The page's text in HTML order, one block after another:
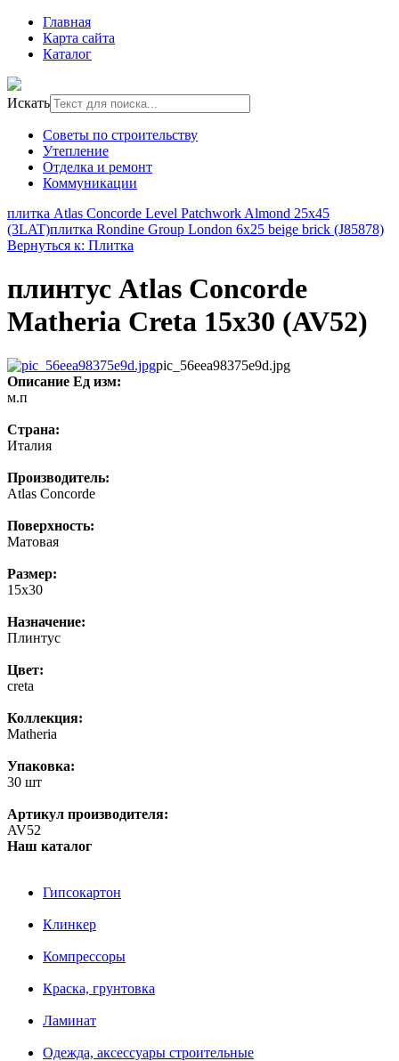
Главная
Карта сайта
Каталог
Искать
Советы по строительству
Утепление
Отделка и ремонт
Коммуникации
плитка Atlas Concorde Level Patchwork Almond 25x45
(3LAT)плитка Rondine Group London 6x25 beige brick (J85878)
Вернуться к: Плитка
плинтус Atlas Concorde
Matheria Creta 15x30 (AV52)
pic_56eea98375e9d.jpg
Описание Ед изм:
м.п
Страна:
Италия
Производитель:
Atlas Concorde
Поверхность:
Матовая
Размер:
15x30
Назначение:
Плинтус
Цвет:
creta
Коллекция:
Matheria
Упаковка:
30 шт
Артикул производителя:
AV52
Наш каталог
Гипсокартон
Клинкер
Компрессоры
Краска, грунтовка
Ламинат
Одежда, аксессуары строительные